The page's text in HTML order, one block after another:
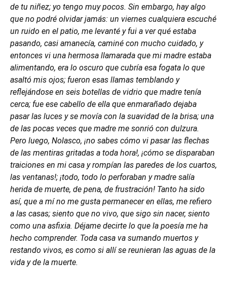
de tu niñez; yo tengo muy pocos. Sin embargo, hay algo
que no podré olvidar jamás: un viernes cualquiera escuché
un ruido en el patio, me levanté y fui a ver qué estaba
pasando, casi amanecía, caminé con mucho cuidado, y
entonces vi una hermosa llamarada que mi madre estaba
alimentando, era lo oscuro que cubría esa fogata lo que
asaltó mis ojos; fueron esas llamas temblando y
reflejándose en seis botellas de vidrio que madre tenía
cerca; fue ese cabello de ella que enmarañado dejaba
pasar las luces y se movía con la suavidad de la brisa; una
de las pocas veces que madre me sonrió con dulzura.
Pero luego, Nolasco, ¡no sabes cómo vi pasar las flechas
de las mentiras gritadas a toda hora!, ¡cómo se disparaban
traiciones en mi casa y rompían las paredes de los cuartos,
las ventanas!; ¡todo, todo lo perforaban y madre salía
herida de muerte, de pena, de frustración! Tanto ha sido
así, que a mí no me gusta permanecer en ellas, me refiero
a las casas; siento que no vivo, que sigo sin nacer, siento
como una asfixia. Déjame decirte lo que la poesía me ha
hecho comprender. Toda casa va sumando muertos y
restando vivos, es como si allí se reunieran las aguas de la
vida y de la muerte.